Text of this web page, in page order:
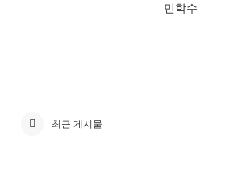
민학수
최근 게시물